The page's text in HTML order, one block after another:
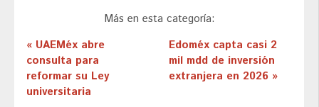
Más en esta categoría:
« UAEMéx abre
consulta para
reformar su Ley
universitaria
Edoméx capta casi 2
mil mdd de inversión
extranjera en 2026 »